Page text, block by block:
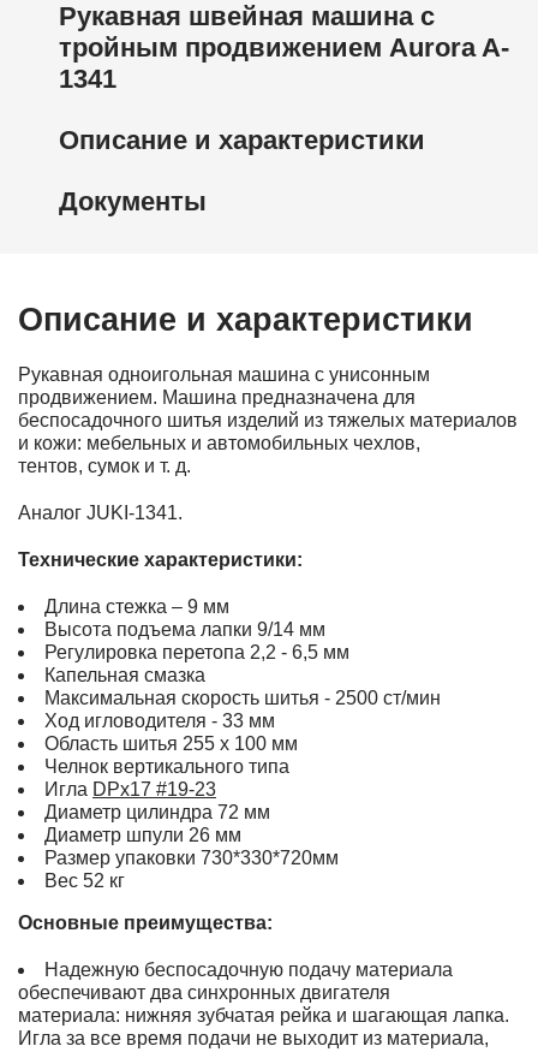
Рукавная швейная машина с
тройным продвижением Aurora A-
1341
Описание и характеристики
Документы
Описание и характеристики
Рукавная одноигольная машина с унисонным
продвижением. Машина предназначена для
беспосадочного шитья изделий из тяжелых материалов
и кожи: мебельных и автомобильных чехлов,
тентов, сумок и т. д.
Аналог JUKI-1341.
Технические характеристики:
Длина стежка – 9 мм
Высота подъема лапки 9/14 мм
Регулировка перетопа 2,2 - 6,5 мм
Капельная смазка
Максимальная скорость шитья - 2500 ст/мин
Ход игловодителя - 33 мм
Область шитья 255 х 100 мм
Челнок вертикального типа
Игла DPx17 #19-23
Диаметр цилиндра 72 мм
Диаметр шпули 26 мм
Размер упаковки 730*330*720мм
Вес 52 кг
Основные преимущества:
Надежную беспосадочную подачу материала
обеспечивают два синхронных двигателя
материала: нижняя зубчатая рейка и шагающая лапка.
Игла за все время подачи не выходит из материала,